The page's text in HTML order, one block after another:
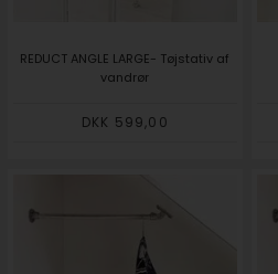
REDUCT ANGLE LARGE- Tøjstativ af
vandrør
DKK 599,00